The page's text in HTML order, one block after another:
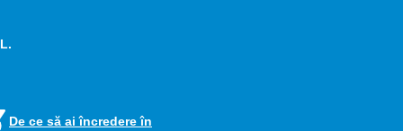
De ce să ai încredere în